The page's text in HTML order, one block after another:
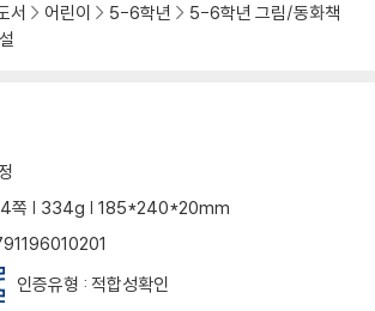
서 어린이 5-6학년
5-6학년 그림/동화책
쪽 | 334g | 185*240*20mm
인증유형 : 적합성확인